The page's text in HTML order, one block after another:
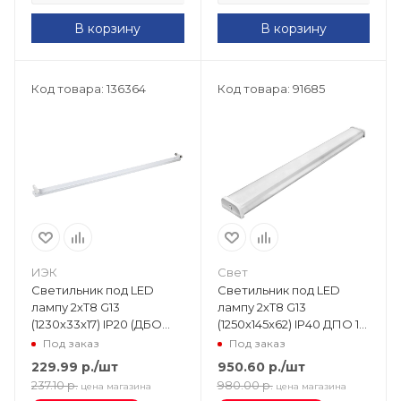
В корзину В корзину
Код товара: 136364
ИЭК
Светильник под LED
лампу 2хT8 G13
(1230х33х17) IP20 (ДБО
1003) LDBO0-1003-01-120-
Под заказ
229.99 р./шт
237.10 р. цена магазина
Код товара: 91685
Свет
Светильник под LED
лампу 2хT8 G13
(1250х145х62) IP40 ДПО 12-
2х16-001 Свет
Под заказ
950.60р./шт
980.00 р. цена магазина